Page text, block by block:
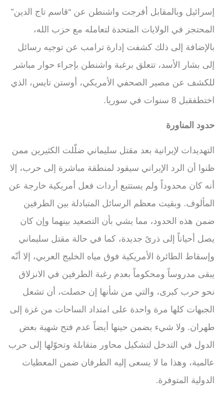
إسرائيل وبالمقابل أفرجت واشنطن عن “قاسم تاج الدين”
المحتجز في الولايات المتحدة لتعامله مع حزب الله،
بالإضافة إلى ذلك كشفت إدارة ترامب عن توجيه رسائل
إلى بشار الأسد، تتعلق برغبة واشنطن بإجراء حوار مباشر
للكشف عن مصير الصحفي الأمريكي، أوستن تايس، الذي
اختطفقبل 8 سنوات في سوريا.
حدود المناورة
التهديدات لإيرانية بعد مقتل سليماني ضلّلت الكثيرين ممن
ظنوا أن الرد الإيراني سيقود لمنطقة مباشرة إلى حرب، إلا
أنه كان محدوداً ولم يستتبع أردات فعل أمريكية خارجة عن
المألوف. وبقيت معظم الرسائل المتبادلة بين الطرفين
ضمن هذه الحدود، مما يشي بأن التصعيد بينهما وإن كان
يصل أحياناً إلى ذرىً جديدة، كما في حالة مقتل سليماني
وإسقاط الطائرة الأمريكية فوق مياه الخليج العربي، إلا أنّه
يبقى مدروساً ومحكوماً بعدم رغبة الطرفين في الانزلاق
نحو حرب كبرى، والتي من شأنها إن حصلت، أن تشعل
الجبهات كلها مرة واحدة على امتداد الساحات من غزة إلى
طهران. ولا شيء يضمن حينها أيضاً عدم فتح شهية بعض
الدول في التدخل لتشكيل محاور متقابلة وتحوّلها إلى حرب
عالمية، وهذا ما لا يسعى إليه الطرفان ضمن المعطيات
الدولية المتوفرة.